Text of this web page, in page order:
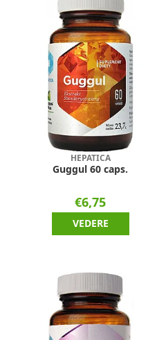
HEPATICA
Guggul 60 caps.
€6,75
VEDERE